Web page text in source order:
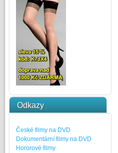
Odkazy
České filmy na DVD
Dokumentární filmy na DVD
Hororové filmy